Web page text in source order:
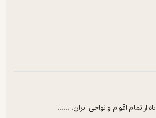
تمام اقوام و نواحی ایران. ......